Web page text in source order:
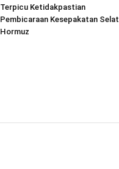
Terpicu Ketidakpastian
Pembicaraan Kesepakatan Selat
Hormuz